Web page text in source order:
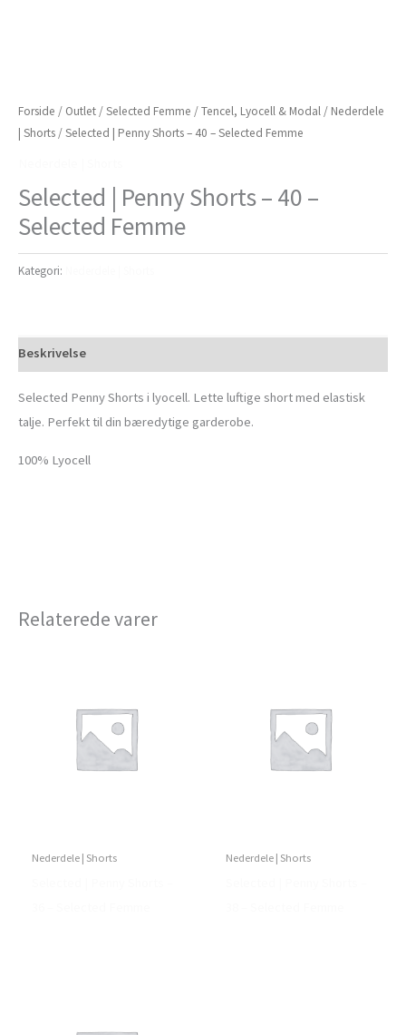
Forside / Outlet /Selected Femme /Tencel, Lyocell & Modal / Nederdele
| Shorts / Selected | Penny Shorts – 40 – Selected Femme
Selected | Penny Shorts – 40 –
Selected Femme
Kategori:
Beskrivelse
Selected Penny Shorts i lyocell. Lette luftige short med elastisk
talje. Perfekt til din bæredytige garderobe.
100% Lyocell
Relaterede varer
Nederdele | Shorts Nederdele | Shorts